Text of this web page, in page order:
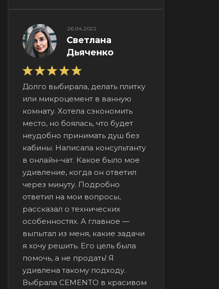
26.04.2022
Светлана
Дьяченко
Долго выбирала, делать плитку
или микроцемент в ванную
комнату. Хотела сэкономить
место, но боялась, что будет
неудобно принимать душ без
кабины. Написала консультанту
в онлайн-чат. Какое было мое
удивление, когда он ответил
через минуту. Подробно
ответил на мои вопросы,
рассказал о технических
особенностях. А главное —
выпытал из меня, какие задачи
я хочу решить. Его цель была
помочь, а не продать! Я
удивлена такому подходу.
Выбрала CEMENTO в красивом